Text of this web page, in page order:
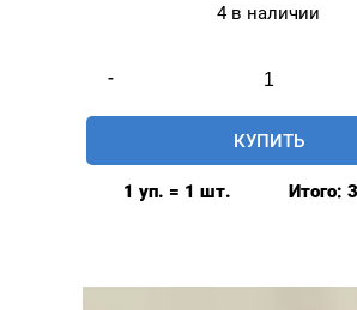
4 в наличии
-
товара
Подкладочная
ткань
шир.
КУПИТЬ
1 уп. = 1 шт. Итого: